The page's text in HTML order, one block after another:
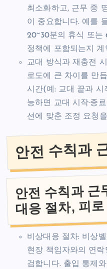
최소화하고, 근무 중
이 중요합니다. 예를
20~30분의 휴식 또는
정책에 포함되는지
교대 방식과 재충전
로도에 큰 차이를 만
시간(예: 교대 끝과
능하면 교대 시작·종
션에 맞춘 조정 요청
안전 수칙과
안전 수칙과
대응 절차, 피
비상대응 절차: 비상
현장 책임자와의 연
검합니다. 출입 통제